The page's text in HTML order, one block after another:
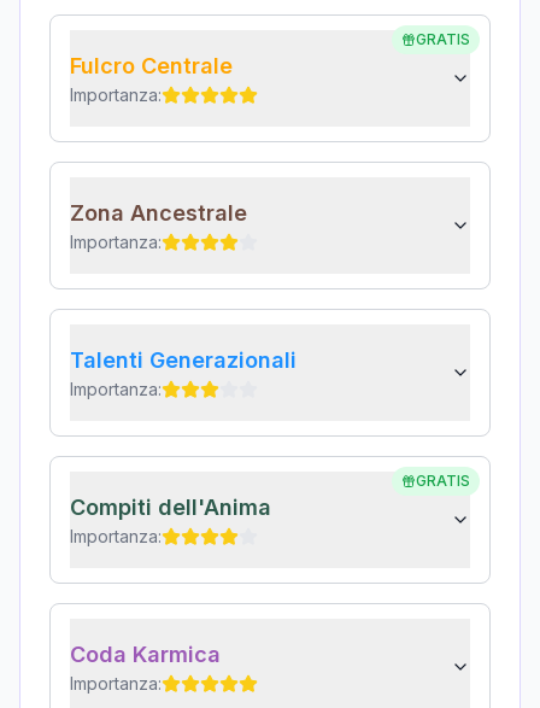
GRATIS
Fulcro Centrale
Importanza:
Zona Ancestrale
Importanza:
Talenti Generazionali
Importanza:
GRATIS
Compiti dell'Anima
Importanza:
Coda Karmica
Importanza: